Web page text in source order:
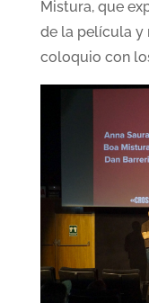
Mistura, que
de la película y
coloquio con